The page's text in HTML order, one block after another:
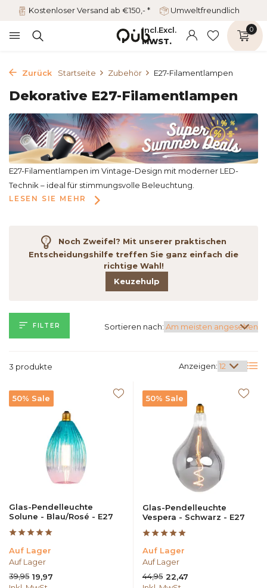
Kostenloser Versand ab €150,- * Umweltfreundlich
Incl.Excl.
MWST.
0
Zurück Startseite Zubehör E27-Filamentlampen
Dekorative E27-Filamentlampen
E27-Filamentlampen im Vintage-Design mit moderner LED-
Technik – ideal für stimmungsvolle Beleuchtung.
LESEN SIE MEHR
Noch Zweifel? Mit unserer praktischen
Entscheidungshilfe treffen Sie ganz einfach die
richtige Wahl!
Keuzehulp
FILTER
3 produkte Anzeigen:
Sortieren nach:
50% Sale
Glas-Pendelleuchte
Solune - Blau/Rosé - E27
Auf Lager
Auf Lager
39,95 19,97
50% Sale
Glas-Pendelleuchte
Vespera - Schwarz - E27
Auf Lager
Auf Lager
44,95 22,47